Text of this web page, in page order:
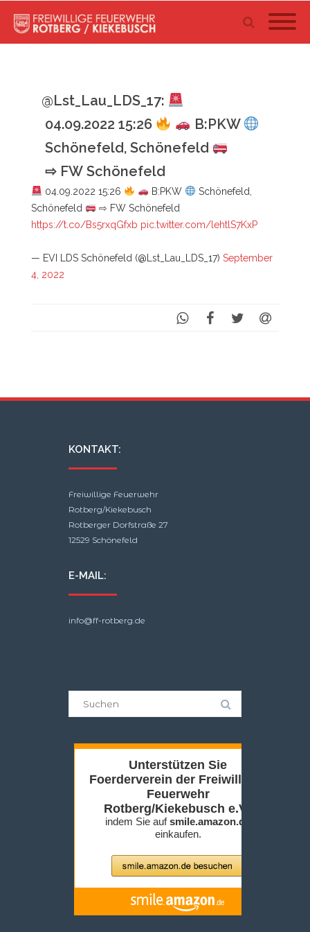
@Lst_Lau_LDS_17:
04.09.2022 15:26
B:PKW
Schönefeld, Schönefeld
⇨ FW Schönefeld
04.09.2022 15:26 B:PKW
Schönefeld,
Schönefeld
⇨ FW Schönefeld
https://t.co/Bs5rxqGfxb pic.twitter.com/lehtlS7KxP
— EVI LDS Schönefeld (@Lst_Lau_LDS_17) September
4, 2022
KONTAKT:
Freiwillige Feuerwehr
Rotberg/Kiekebusch
Rotberger Dorfstraße 27
12529 Schönefeld
E-MAIL:
info@ff-rotberg.de